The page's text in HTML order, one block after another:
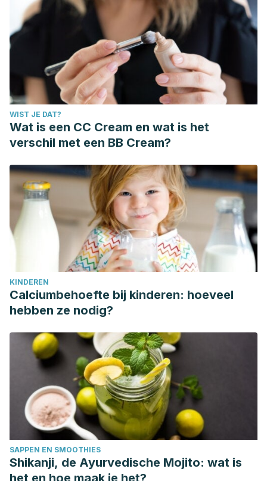
WIST JE DAT?
Wat is een CC Cream en wat is het
verschil met een BB Cream?
KINDEREN
Calciumbehoefte bij kinderen: hoeveel
hebben ze nodig?
SAPPEN EN SMOOTHIES
Shikanji, de Ayurvedische Mojito: wat is
het en hoe maak je het?